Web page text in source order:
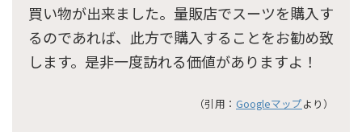
買い物が出来ました。量販店でスーツを購入す
るのであれば、此方で購入することをお勧め致
します。是非一度訪れる価値がありますよ！
（引用： Googleマップより）